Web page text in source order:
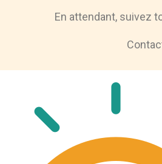
En attendant, suivez